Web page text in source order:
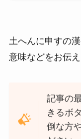
土へんに申すの
意味などをお伝え
記事の
きるボ
倒な方